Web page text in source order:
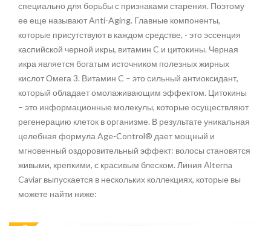
специально для борьбы с признаками старения. Поэтому
ее еще называют Anti-Aging. Главные компоненты,
которые присутствуют в каждом средстве, - это эссенция
каспийской черной икры, витамин C и цитокины. Черная
икра является богатым источником полезных жирных
кислот Омега 3. Витамин C – это сильный антиоксидант,
который обладает омолаживающим эффектом. Цитокины
– это информационные молекулы, которые осуществляют
регенерацию клеток в организме. В результате уникальная
целебная формула Age-Control® дает мощный и
мгновенный оздоровительный эффект: волосы становятся
живыми, крепкими, с красивым блеском. Линия Alterna
Caviar выпускается в нескольких коллекциях, которые вы
можете найти ниже: